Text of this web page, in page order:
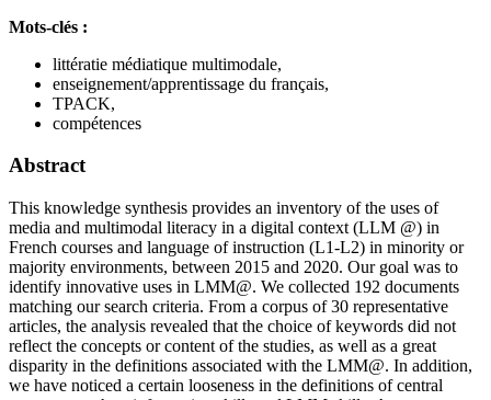
Mots-clés :
littératie médiatique multimodale,
enseignement/apprentissage du français,
TPACK,
compétences
Abstract
This knowledge synthesis provides an inventory of the uses of
media and multimodal literacy in a digital context (LLM @) in
French courses and language of instruction (L1-L2) in minority or
majority environments, between 2015 and 2020. Our goal was to
identify innovative uses in LMM@. We collected 192 documents
matching our search criteria. From a corpus of 30 representative
articles, the analysis revealed that the choice of keywords did not
reflect the concepts or content of the studies, as well as a great
disparity in the definitions associated with the LMM@. In addition,
we have noticed a certain looseness in the definitions of central